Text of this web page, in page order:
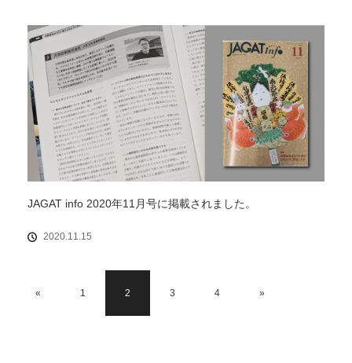
JAGAT info 2020年11月号に掲載されました。
2020.11.15
« 1 2 3 4 »